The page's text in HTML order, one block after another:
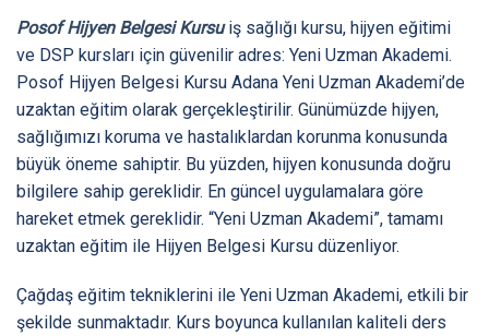
Posof Hijyen Belgesi Kursuiş sağlığı kursu, hijyen eğitimi
ve DSP kursları için güvenilir adres: Yeni Uzman Akademi.
Posof Hijyen Belgesi Kursu Adana Yeni Uzman Akademi’de
uzaktan eğitim olarak gerçekleştirilir. Günümüzde hijyen,
sağlığımızı koruma ve hastalıklardan korunma konusunda
büyük öneme sahiptir. Bu yüzden, hijyen konusunda doğru
bilgilere sahip gereklidir. En güncel uygulamalara göre
hareket etmek gereklidir. “Yeni Uzman Akademi”, tamamı
uzaktan eğitim ile Hijyen Belgesi Kursu düzenliyor.
Çağdaş eğitim tekniklerini ile Yeni Uzman Akademi, etkili bir
şekilde sunmaktadır. Kurs boyunca kullanılan kaliteli ders